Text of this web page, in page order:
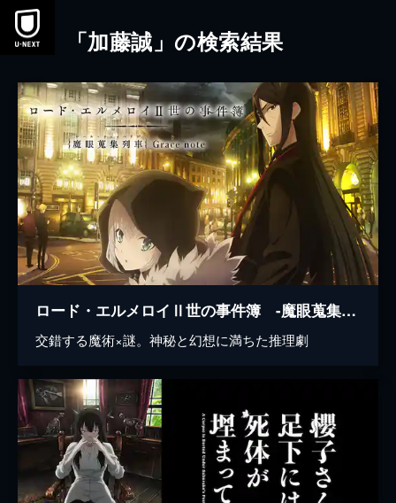
本文へスキップ
「加藤誠」の検索結果
ロード・エルメロイⅡ世の事件簿 -魔眼蒐集列車 Grace note-
交錯する魔術×謎。神秘と幻想に満ちた推理劇